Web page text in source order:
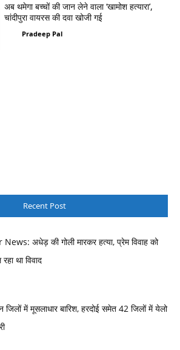
अब थमेगा बच्चों की जान लेने वाला ‘खामोश हत्यारा’,
चांदीपुरा वायरस की दवा खोजी गई
Pradeep Pal
Recent Post
अधेड़ की गोली मारकर हत्या, प्रेम विवाह को
था विवाद
में मूसलाधार बारिश, हरदोई समेत 42 जिलों में येलो